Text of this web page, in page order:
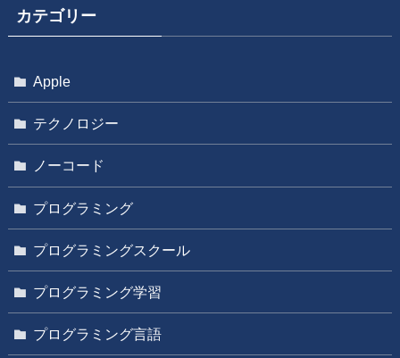
カテゴリー
Apple
テクノロジー
ノーコード
プログラミング
プログラミングスクール
プログラミング学習
プログラミング言語